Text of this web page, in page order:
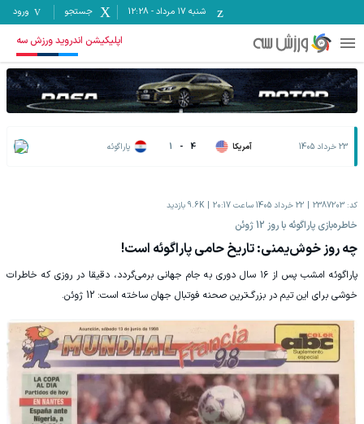
شنبه ۱۷ مرداد -
12:28 جستجو ورود
اپلیکیشن اندروید ورزش سه
23 خرداد 1405 آمریکا 4
-
1 پاراگوئه
کد: 2387203 22 خرداد 1405 ساعت 20:17 9.6K بازدید
خاطره‌بازی پاراگوئه با روز 12 ژوئن
چه روز خوش‌یمنی: تاریخ حامی پاراگوئه است!
پاراگوئه امشب پس از ۱۶ سال دوری به جام جهانی برمی‌گردد، دقیقا در روزی که خاطرات
خوشی برای این تیم در بزرگ‌ترین صحنه فوتبال جهان ساخته است: 12 ژوئن.